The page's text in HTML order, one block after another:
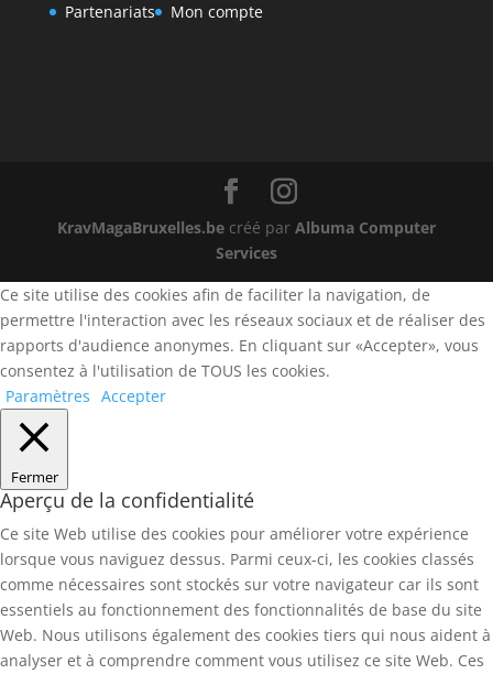
Partenariats Mon compte
KravMagaBruxelles.becréé par Albuma Computer
Services
Ce site utilise des cookies afin de faciliter la navigation, de
permettre l'interaction avec les réseaux sociaux et de réaliser des
rapports d'audience anonymes. En cliquant sur «Accepter», vous
consentez à l'utilisation de TOUS les cookies.
Paramètres Accepter
Fermer
Aperçu de la confidentialité
Ce site Web utilise des cookies pour améliorer votre expérience
lorsque vous naviguez dessus. Parmi ceux-ci, les cookies classés
comme nécessaires sont stockés sur votre navigateur car ils sont
essentiels au fonctionnement des fonctionnalités de base du site
Web. Nous utilisons également des cookies tiers qui nous aident à
analyser et à comprendre comment vous utilisez ce site Web. Ces